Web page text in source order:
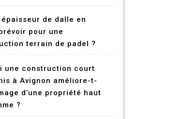
épaisseur de dalle en
pour une
terrain de padel ?
une construction court
à Avignon améliore-t-
d’une propriété haut
?